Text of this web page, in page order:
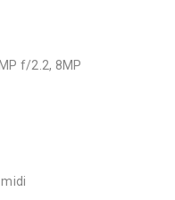
f/2.2, 8MP